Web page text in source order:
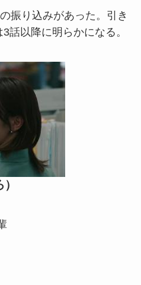
振り込みがあった。引き
話以降に明らかになる。